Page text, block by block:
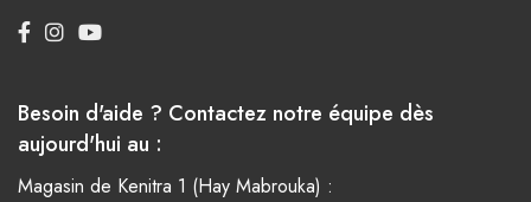
Besoin d'aide ? Contactez notre équipe dès
aujourd'hui au :
Magasin de Kenitra 1 (Hay Mabrouka) :